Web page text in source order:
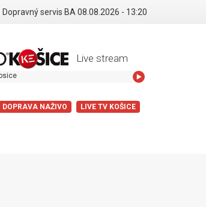
Dopravný servis BA 08.08.2026 - 13:20
Live stream
DOPRAVA NAŽIVO LIVE TV KOŠICE